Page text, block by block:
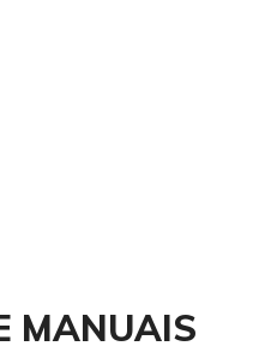
MANUAIS